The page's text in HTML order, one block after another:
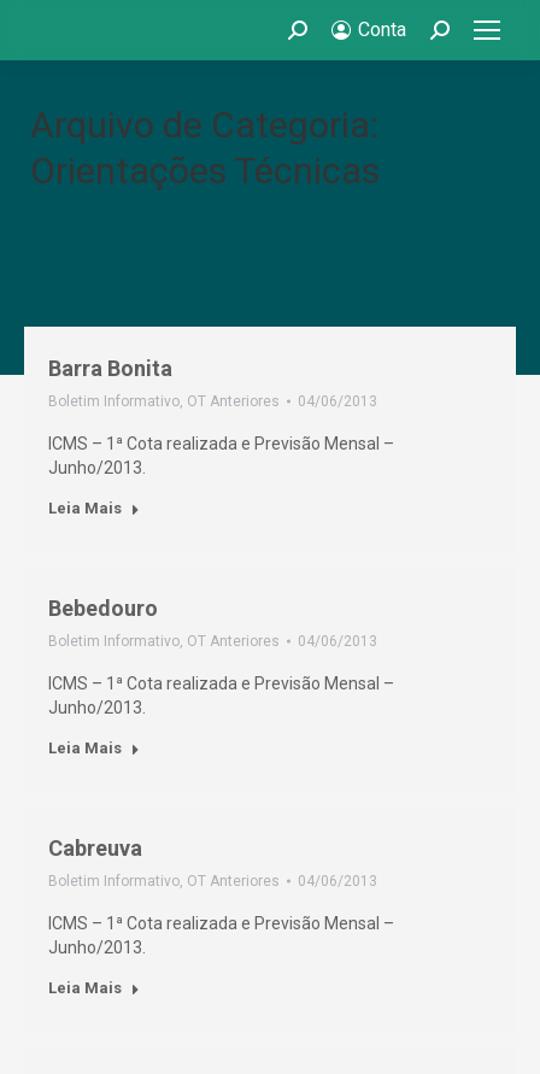
Search: Conta Search:
Arquivo de Categoria:
Orientações Técnicas
Barra Bonita
Boletim Informativo, OT Anteriores 04/06/2013
ICMS – 1ª Cota realizada e Previsão Mensal –
Junho/2013.
Leia Mais
Bebedouro
Boletim Informativo, OT Anteriores 04/06/2013
ICMS – 1ª Cota realizada e Previsão Mensal –
Junho/2013.
Leia Mais
Cabreuva
Boletim Informativo, OT Anteriores 04/06/2013
ICMS – 1ª Cota realizada e Previsão Mensal –
Junho/2013.
Leia Mais